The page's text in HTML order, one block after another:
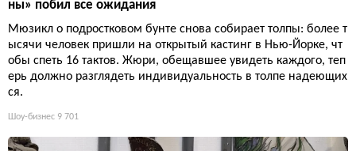
ны» побил все ожидания
Мюзикл о подростковом бунте снова собирает толпы: более т
ысячи человек пришли на открытый кастинг в Нью-Йорке, чт
обы спеть 16 тактов. Жюри, обещавшее увидеть каждого, теп
ерь должно разглядеть индивидуальность в толпе надеющих
ся.
Шоу-бизнес 9 701